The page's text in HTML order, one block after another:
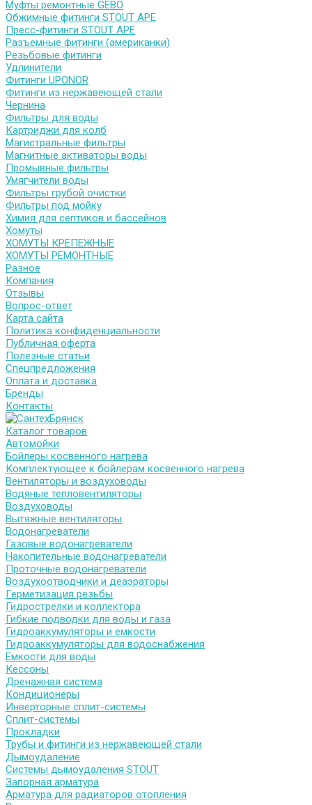
Муфты ремонтные GEBO
Обжимные фитинги STOUT APE
Пресс-фитинги STOUT APE
Разъемные фитинги (американки)
Резьбовые фитинги
Удлинители
Фитинги UPONOR
Фитинги из нержавеющей стали
Чернина
Фильтры для воды
Картриджи для колб
Магистральные фильтры
Магнитные активаторы воды
Промывные фильтры
Умягчители воды
Фильтры грубой очистки
Фильтры под мойку
Химия для септиков и бассейнов
Хомуты
ХОМУТЫ КРЕПЕЖНЫЕ
ХОМУТЫ РЕМОНТНЫЕ
Разное
Компания
Отзывы
Вопрос-ответ
Карта сайта
Политика конфиденциальности
Публичная оферта
Полезные статьи
Спецпредложения
Оплата и доставка
Бренды
Контакты
Каталог товаров
Автомойки
Бойлеры косвенного нагрева
Комплектующее к бойлерам косвенного нагрева
Вентиляторы и воздуховоды
Водяные тепловентиляторы
Воздуховоды
Вытяжные вентиляторы
Водонагреватели
Газовые водонагреватели
Накопительные водонагреватели
Проточные водонагреватели
Воздухоотводчики и деаэраторы
Герметизация резьбы
Гидрострелки и коллектора
Гибкие подводки для воды и газа
Гидроаккумуляторы и емкости
Гидроаккумуляторы для водоснабжения
Емкости для воды
Кессоны
Дренажная система
Кондиционеры
Инверторные сплит-системы
Сплит-системы
Прокладки
Трубы и фитинги из нержавеющей стали
Дымоудаление
Системы дымоудаления STOUT
Запорная арматура
Арматура для радиаторов отопления